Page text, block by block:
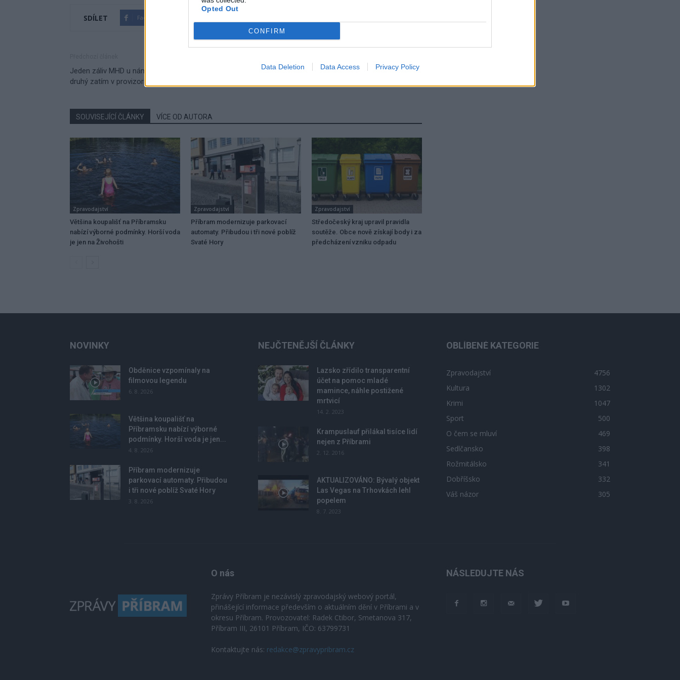
Opted Out
CONFIRM
Data Deletion Data Access Privacy Policy
SDÍLET Facebook
Jeden záliv MHD u náměstí 17. listopadu hotov,
druhý zatím v provizoriu
Hlavní tah Bohutínem je opět průjezdný
SOUVISEJÍCÍ ČLÁNKY VÍCE OD AUTORA
Zpravodajství
Většina koupališť na Příbramsku
nabízí výborné podmínky. Horší voda
je jen na Živohošti
Zpravodajství
Příbram modernizuje parkovací
automaty. Přibudou i tři nové poblíž
Svaté Hory
Zpravodajství
Středočeský kraj upravil pravidla
soutěže. Obce nově získají body i za
předcházení vzniku odpadu
NOVINKY
Obděnice vzpomínaly na
filmovou legendu
6. 8. 2026
Většina koupališť na
Příbramsku nabízí výborné
podmínky. Horší voda je jen...
4. 8. 2026
Příbram modernizuje
parkovací automaty. Přibudou
i tři nové poblíž Svaté Hory
3. 8. 2026
NEJČTENĚJŠÍ ČLÁNKY
Lazsko zřídilo transparentní
účet na pomoc mladé
mamince, náhle postižené
mrtvicí
14. 2. 2023
Krampuslauf přilákal tisíce lidí
nejen z Příbrami
2. 12. 2016
AKTUALIZOVÁNO: Bývalý objekt
Las Vegas na Trhovkách lehl
popelem
8. 7. 2023
OBLÍBENÉ KATEGORIE
Zpravodajství
4756
Kultura
1302
Krimi
1047
Sport
500
O čem se mluví
469
Sedlčansko
398
Rožmitálsko
341
Dobříšsko
332
Váš názor
305
O nás
Zprávy Příbram je nezávislý zpravodajský webový portál,
přinášející informace především o aktuálním dění v Příbrami a v
okresu Příbram. Provozovatel: Radek Ctibor, Smetanova 317,
Příbram III, 26101 Příbram, IČO: 63799731
Kontaktujte nás: redakce@zpravypribram.cz
NÁSLEDUJTE NÁS